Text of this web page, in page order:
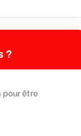
?
pour être